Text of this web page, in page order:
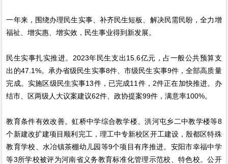
一年来，围绕办理民生实事、补齐民生短板、解决民需民盼，全力增
福祉、增实惠、增实效，民生事业得到新发展。
民生实事扎实推进。2023年民生支出15.6亿元，占一般公共预算支
出的47.1%。承办省级民生实事8件、市级民生实事9件，全部高质量
完成。实施区级民生实事13件，已完成11件，2件正在加快推进。办
结市、区两级人大议案建议62件、政协提案99件，满意率100%。
教育条件有效改善。虹桥中学综合教学楼、洪河屯乡二中教学楼等8
个新建改扩建项目顺利完工，理工中专新校区开工建设，殷都区特殊
教育学校、水冶镇茶棚幼儿园等9个项目有序推进。安阳市幸福中学
等3所学校被评为河南省义务教育标准化管理示范校、特色校。公开